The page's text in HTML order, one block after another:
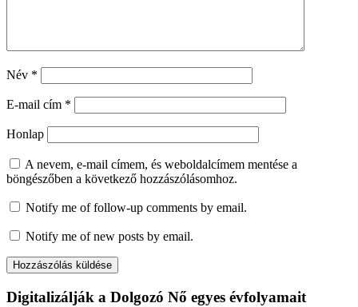
Név *
E-mail cím *
Honlap
A nevem, e-mail címem, és weboldalcímem mentése a
böngészőben a következő hozzászólásomhoz.
Notify me of follow-up comments by email.
Notify me of new posts by email.
Digitalizálják a Dolgozó Nő egyes évfolyamait